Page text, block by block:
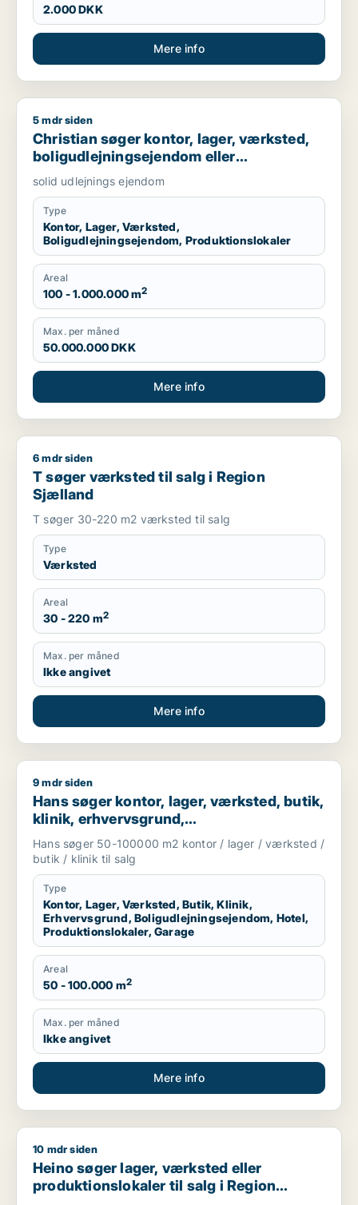
2.000 DKK
Mere info
Christian søger kontor, lager, værksted,
5 mdr siden
Christian søger kontor, lager, værksted,
boligudlejningsejendom eller
produktionslokaler til salg i Nordsjælland,
Roskilde eller Holbæk
solid udlejnings ejendom
Type
Kontor, Lager, Værksted,
Boligudlejningsejendom, Produktionslokaler
Areal
100 - 1.000.000 m2
Max. per måned
50.000.000 DKK
Mere info
T søger værksted til salg i Region Sjælland
6 mdr siden
T søger værksted til salg i Region
Sjælland
T søger 30-220 m2 værksted til salg
Type
Værksted
Areal
30 - 220 m2
Max. per måned
Ikke angivet
Mere info
Hans søger kontor, lager, værksted, butik, klinik,
9 mdr siden
Hans søger kontor, lager, værksted, butik,
klinik, erhvervsgrund,
boligudlejningsejendom, hotel,
produktionslokaler eller garage til salg i
Region Sjælland
Hans søger 50-100000 m2 kontor / lager / værksted /
butik / klinik til salg
Type
Kontor, Lager, Værksted, Butik, Klinik,
Erhvervsgrund, Boligudlejningsejendom, Hotel,
Produktionslokaler, Garage
Areal
50 - 100.000 m2
Max. per måned
Ikke angivet
Mere info
Heino søger lager, værksted eller produktionslokaler til salg
10 mdr siden
Heino søger lager, værksted eller
produktionslokaler til salg i Region